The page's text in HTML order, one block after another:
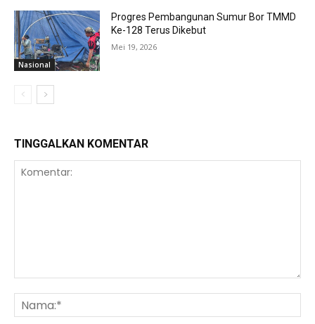
Nasional
Progres Pembangunan Sumur Bor TMMD
Ke-128 Terus Dikebut
Mei 19, 2026
TINGGALKAN KOMENTAR